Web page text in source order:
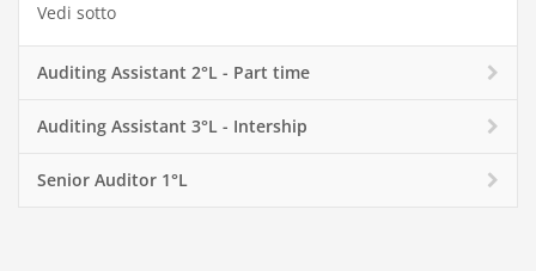
Vedi sotto
Auditing Assistant 2°L - Part time
Auditing Assistant 3°L - Intership
Senior Auditor 1°L